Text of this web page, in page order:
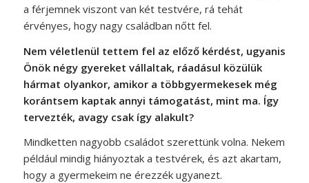
a férjemnek viszont van két testvére, rá tehát
érvényes, hogy nagy családban nőtt fel.
Nem véletlenül tettem fel az előző kérdést, ugyanis
Önök négy gyereket vállaltak, ráadásul közülük
hármat olyankor, amikor a többgyermekesek még
korántsem kaptak annyi támogatást, mint ma. Így
tervezték, avagy csak így alakult?
Mindketten nagyobb családot szerettünk volna. Nekem
például mindig hiányoztak a testvérek, és azt akartam,
hogy a gyermekeim ne érezzék ugyanezt.